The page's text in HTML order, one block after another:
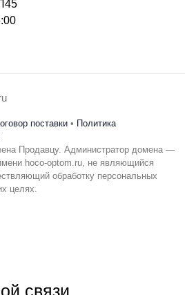
поставки • Политика
Продавцу. Администратор домена —
hoco-optom.ru, не являющийся
обработку персональных
целях.
связи